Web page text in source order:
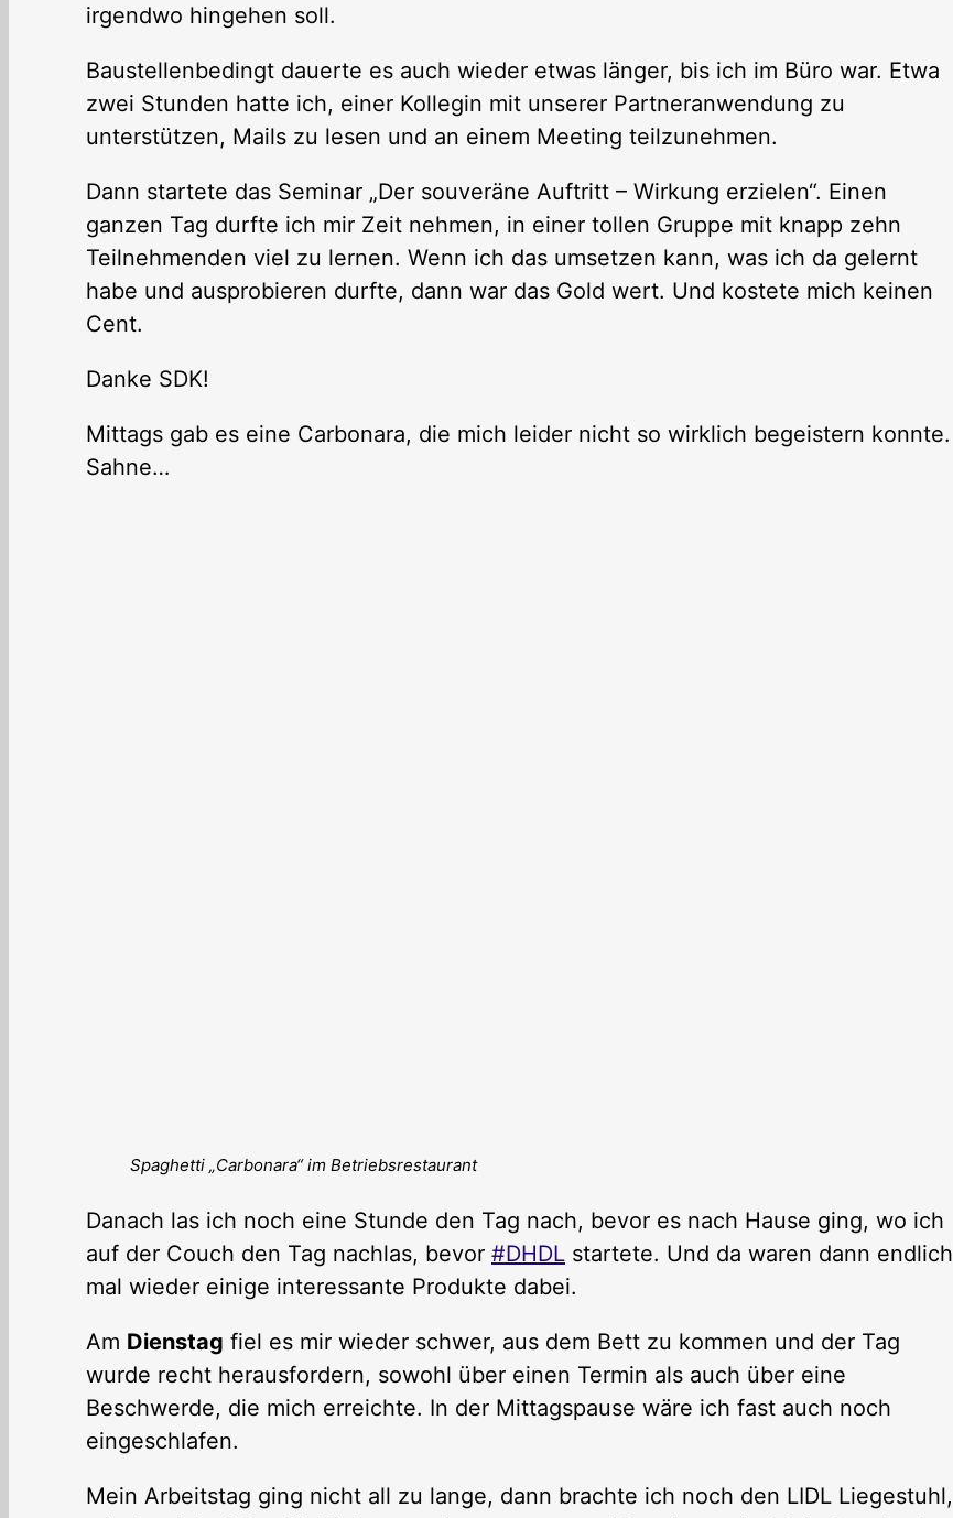
irgendwo hingehen soll.
Baustellenbedingt dauerte es auch wieder etwas länger, bis ich im Büro war. Etwa
zwei Stunden hatte ich, einer Kollegin mit unserer Partneranwendung zu
unterstützen, Mails zu lesen und an einem Meeting teilzunehmen.
Dann startete das Seminar „Der souveräne Auftritt – Wirkung erzielen“. Einen
ganzen Tag durfte ich mir Zeit nehmen, in einer tollen Gruppe mit knapp zehn
Teilnehmenden viel zu lernen. Wenn ich das umsetzen kann, was ich da gelernt
habe und ausprobieren durfte, dann war das Gold wert. Und kostete mich keinen
Cent.
Danke SDK!
Mittags gab es eine Carbonara, die mich leider nicht so wirklich begeistern konnte.
Sahne…
Spaghetti „Carbonara“ im Betriebsrestaurant
Danach las ich noch eine Stunde den Tag nach, bevor es nach Hause ging, wo ich
auf der Couch den Tag nachlas, bevor #DHDL startete. Und da waren dann endlich
mal wieder einige interessante Produkte dabei.
Am Dienstag fiel es mir wieder schwer, aus dem Bett zu kommen und der Tag
wurde recht herausfordern, sowohl über einen Termin als auch über eine
Beschwerde, die mich erreichte. In der Mittagspause wäre ich fast auch noch
eingeschlafen.
Mein Arbeitstag ging nicht all zu lange, dann brachte ich noch den LIDL Liegestuhl,